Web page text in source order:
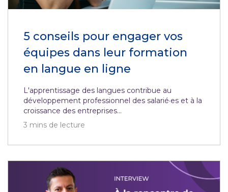
5 conseils pour engager vos
équipes dans leur formation
en langue en ligne
L'apprentissage des langues contribue au
développement professionnel des salarié·es et à la
croissance des entreprises...
3 mins de lecture